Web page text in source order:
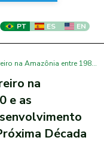
PT ES EN
para seu Desenvolvimento Inclusivo e Sustentável na Próxima Década
na
e as
Década